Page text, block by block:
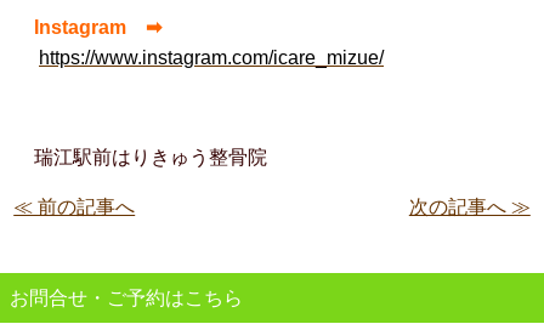
Instagram ➡
https://www.instagram.com/icare_mizue/
瑞江駅前はりきゅう整骨院
≪ 前の記事へ 次の記事へ ≫
お問合せ・ご予約はこちら